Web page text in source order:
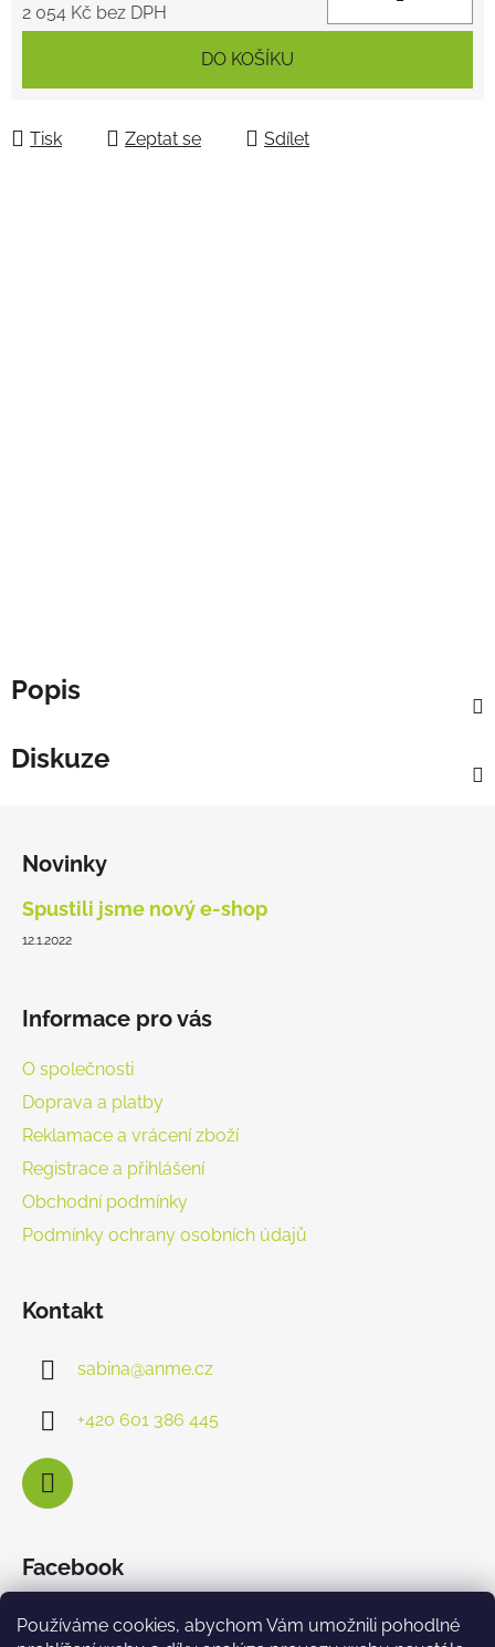
Používáme cookies, abychom Vám umožnili pohodlné
2 054 Kč bez DPH
DO KOŠÍKU
Tisk Zeptat se Sdílet
Popis
Diskuze
Novinky
Spustili jsme nový e-shop
12.1.2022
Informace pro vás
O společnosti
Doprava a platby
Reklamace a vrácení zboží
Registrace a přihlášení
Obchodní podmínky
Podmínky ochrany osobních údajů
Kontakt
sabina@anme.cz
+420 601 386 445
Facebook